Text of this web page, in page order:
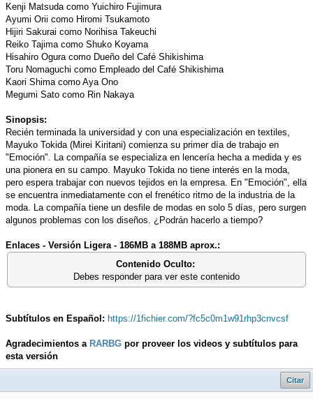
Kenji Matsuda como Yuichiro Fujimura
Ayumi Orii como Hiromi Tsukamoto
Hijiri Sakurai como Norihisa Takeuchi
Reiko Tajima como Shuko Koyama
Hisahiro Ogura como Dueño del Café Shikishima
Toru Nomaguchi como Empleado del Café Shikishima
Kaori Shima como Aya Ono
Megumi Sato como Rin Nakaya
Sinopsis:
Recién terminada la universidad y con una especialización en textiles,
Mayuko Tokida (Mirei Kiritani) comienza su primer día de trabajo en
"Emoción". La compañía se especializa en lencería hecha a medida y es
una pionera en su campo. Mayuko Tokida no tiene interés en la moda,
pero espera trabajar con nuevos tejidos en la empresa. En "Emoción", ella
se encuentra inmediatamente con el frenético ritmo de la industria de la
moda. La compañía tiene un desfile de modas en solo 5 días, pero surgen
algunos problemas con los diseños. ¿Podrán hacerlo a tiempo?
Enlaces - Versión Ligera - 186MB a 188MB aprox.:
Contenido Oculto:
Debes responder para ver este contenido
Subtítulos en Español: https://1fichier.com/?fc5c0m1w91rhp3cnvcsf
Agradecimientos a RARBG por proveer los videos y subtítulos para
esta versión
Citar